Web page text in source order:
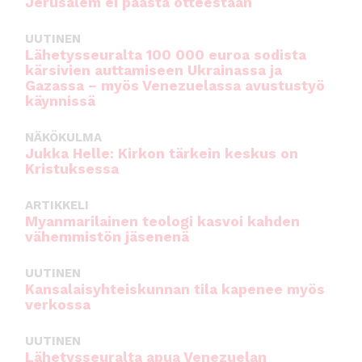
UUTINEN
Lähetysseuralta 100 000 euroa sodista
kärsivien auttamiseen Ukrainassa ja
Gazassa – myös Venezuelassa avustustyö
käynnissä
NÄKÖKULMA
Jukka Helle: Kirkon tärkein keskus on
Kristuksessa
ARTIKKELI
Myanmarilainen teologi kasvoi kahden
vähemmistön jäsenenä
UUTINEN
Kansalaisyhteiskunnan tila kapenee myös
verkossa
UUTINEN
Lähetysseuralta apua Venezuelan